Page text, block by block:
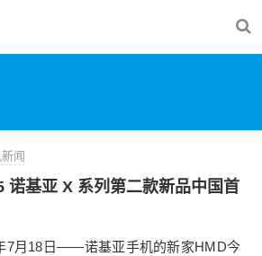
闻
诺基亚 X 系列第二款新品中国首
月18日——诺基亚手机的新家HMD今